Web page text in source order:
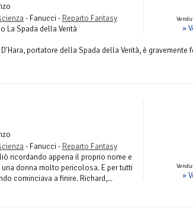
»
- Fanucci - Reparto Fantasy
La Spada della Verità
portatore della Spada della Verità, è gravemente
»
- Fanucci - Reparto Fantasy
ricordando appena il proprio nome e
donna molto pericolosa. E per tutti
cominciava a finire. Richard,...